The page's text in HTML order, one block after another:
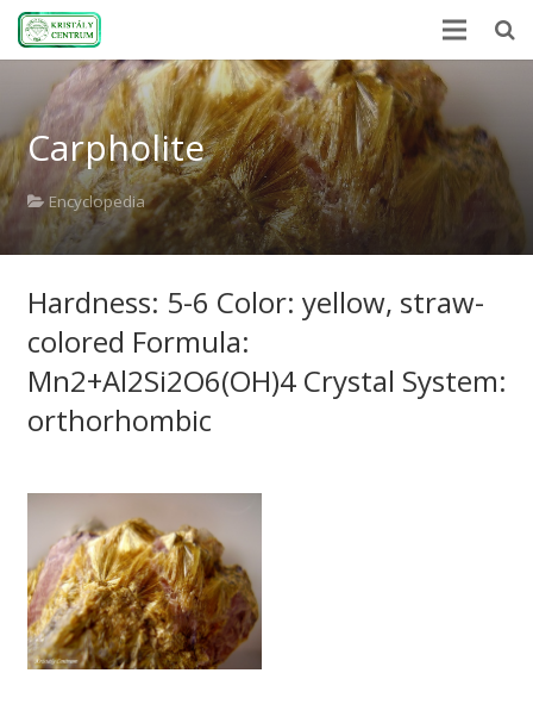
Home
Encyclopedia
Mineral Power
News
Stones
About Us
Contact us
Carpholite
Encyclopedia
Hardness: 5-6 Color: yellow, straw-
colored Formula:
Mn2+Al2Si2O6(OH)4 Crystal System:
orthorhombic